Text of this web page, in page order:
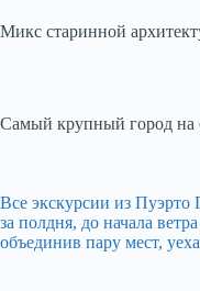
Микс старинной
Самый крупный город на
Все экскурсии из
за полдня, до начала
объединив пару мест,